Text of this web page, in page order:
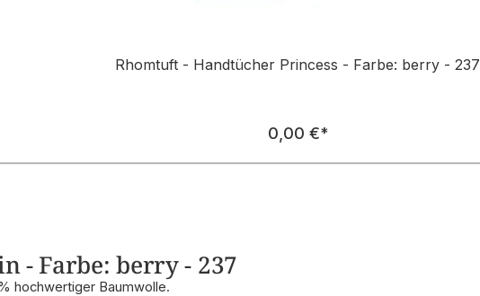
Rhomtuft - Handtücher Princess - Farbe: berry - 237
Regulärer Preis:
0,00 €*
- Farbe: berry - 237
hochwertiger Baumwolle.